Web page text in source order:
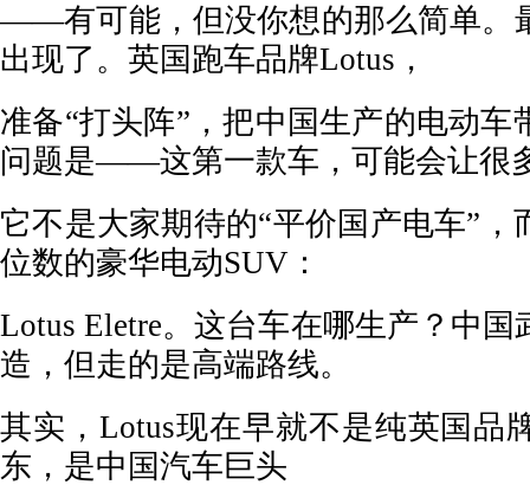
——有可能，但没你想的那么简单。
出现了。英国跑车品牌Lotus，
准备“打头阵”，把中国生产的电动车
问题是——这第一款车，可能会让很
它不是大家期待的“平价国产电车”
位数的豪华电动SUV：
Lotus Eletre。这台车在哪生产？中
造，但走的是高端路线。
其实，Lotus现在早就不是纯英国品
东，是中国汽车巨头